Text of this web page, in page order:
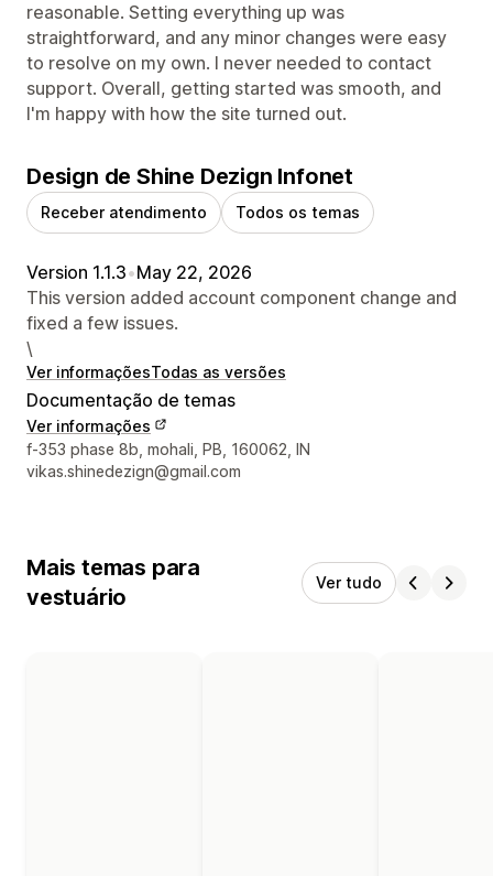
reasonable. Setting everything up was
straightforward, and any minor changes were easy
to resolve on my own. I never needed to contact
support. Overall, getting started was smooth, and
I'm happy with how the site turned out.
Design de Shine Dezign Infonet
Receber atendimento Todos os temas
Version 1.1.3•May 22, 2026
This version added account component change and
fixed a few issues.
\
Ver informaçõesTodas as versões
Documentação de temas
Ver informações
Informações de contato do designer
f-353 phase 8b, mohali, PB, 160062, IN
vikas.shinedezign@gmail.com
Mais temas para
vestuário
Ver tudo